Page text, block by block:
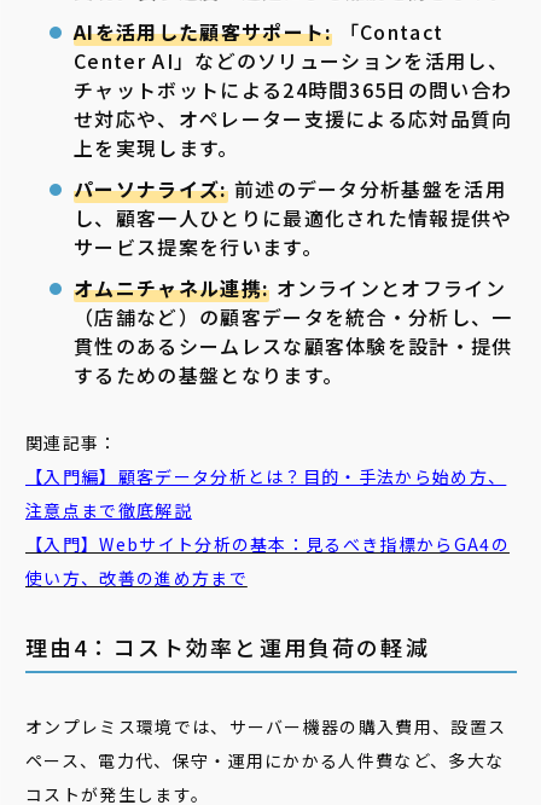
AIを活用した顧客サポート: 「Contact
Center AI」などのソリューションを活用し、
チャットボットによる24時間365日の問い合わ
せ対応や、オペレーター支援による応対品質向
上を実現します。
パーソナライズ:前述のデータ分析基盤を活用
し、顧客一人ひとりに最適化された情報提供や
サービス提案を行います。
オムニチャネル連携: オンラインとオフライン
（店舗など）の顧客データを統合・分析し、一
貫性のあるシームレスな顧客体験を設計・提供
するための基盤となります。
関連記事：
【入門編】顧客データ分析とは？目的・手法から始め方、
注意点まで徹底解説
【入門】Webサイト分析の基本：見るべき指標からGA4の
使い方、改善の進め方まで
理由4：コスト効率と運用負荷の軽減
オンプレミス環境では、サーバー機器の購入費用、設置ス
ペース、電力代、保守・運用にかかる人件費など、多大な
コストが発生します。